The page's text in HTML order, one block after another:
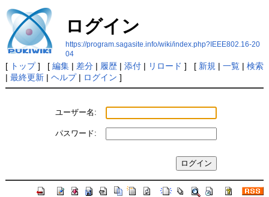
ログイン
https://program.sagasite.info/wiki/index.php?IEEE802.16-20
04
[ トップ] [ 編集| 差分| 履歴| 添付| リロード ] [ 新規 | 一覧| 検索
| 最終更新| ヘルプ| ログイン ]
ユーザー名:
パスワード: